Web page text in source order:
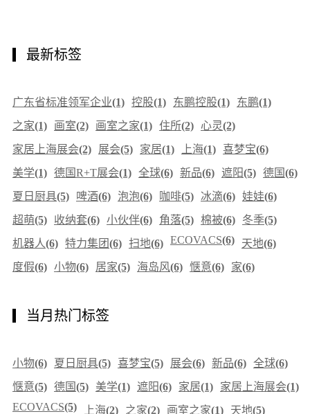
最新标签
广东省标准领军企业(1) 控股(1) 东鹏控股(1) 东鹏(1)
之家(1) 画室(2) 画室之家(1) 住所(2) 心灵(2)
家居上海展会(2) 展会(5) 家居(1) 上海(1) 喜梦宝(6)
美学(1) 德国R+T展会(1) 全球(6) 新品(6) 遮阳(5) 德国(6)
夏日厨具(5) 啤酒(6) 泡泡(6) 咖啡(5) 冰滴(6) 娃娃(6)
超萌(5) 收纳套(6) 小伙伴(6) 角落(5) 棉被(6) 冬季(5)
机器人(6) 特力集团(6) 扫地(6) ECOVACS(6) 天地(6)
度假(6) 小物(6) 居家(5) 海岛风(6) 惬意(6) 家(6)
当月热门标签
小物(6) 夏日厨具(5) 喜梦宝(5) 展会(6) 新品(6) 全球(6)
惬意(5) 德国(5) 美学(1) 遮阳(6) 家居(1) 家居上海展会(1)
ECOVACS(5) 上海(2) 之家(2) 画室之家(1) 天地(5)